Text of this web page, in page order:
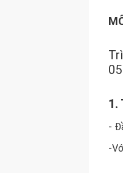
1.
-
-